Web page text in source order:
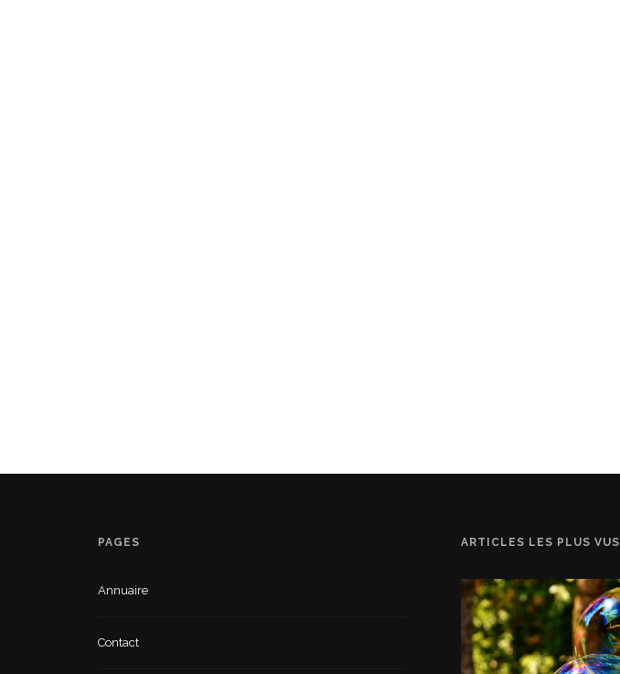
PAGES
Annuaire
Contact
ARTICLES LES PLUS VUS